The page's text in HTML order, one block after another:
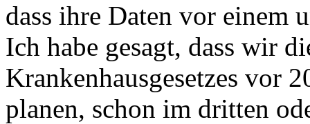
dass ihre Daten vor einem
Ich habe gesagt, dass wir
Krankenhausgesetzes vor
planen, schon im dritten